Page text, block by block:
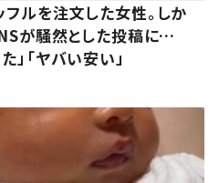
フルを注文した女性。しか
が騒然とした投稿に…
」「ヤバい安い」